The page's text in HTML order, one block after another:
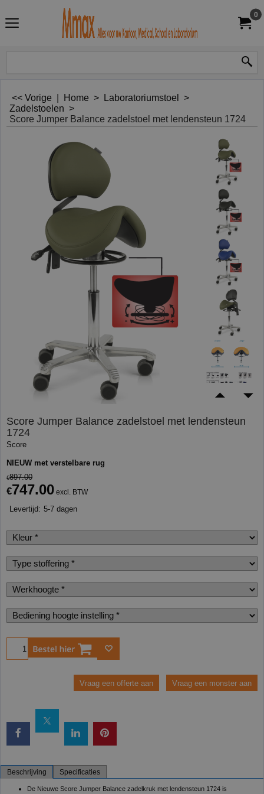
0
<< Vorige Home > Laboratoriumstoel
>
Zadelstoelen >
Score Jumper Balance zadelstoel met lendensteun 1724
Score Jumper Balance zadelstoel met lendensteun
1724
Score
NIEUW met verstelbare rug
€897.00
€747.00 excl. BTW
Levertijd: 5-7 dagen
Bestel
Vraag een offerte aan Vraag een monster aan
Beschrijving Specificaties
De Nieuwe Score Jumper Balance zadelkruk met lendensteun 1724 is